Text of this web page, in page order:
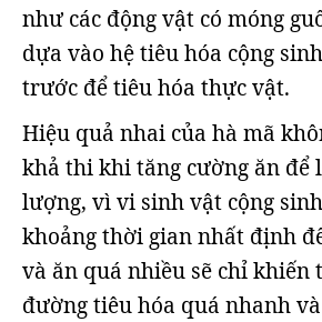
như các động vật có móng
dựa vào hệ tiêu hóa cộng
trước để tiêu hóa thực vật.
Hiệu quả nhai của hà mã
khả thi khi tăng cường ăn để
lượng, vì vi sinh vật cộng
khoảng thời gian nhất định
và ăn quá nhiều sẽ chỉ khiến
đường tiêu hóa quá nhanh